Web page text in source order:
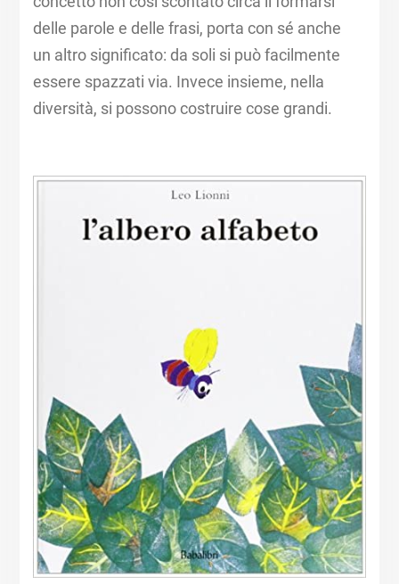
delle parole e delle frasi, porta con sé anche
un altro significato: da soli si può facilmente
essere spazzati via. ​Invece insieme, nella
diversità, si possono costruire cose grandi.​